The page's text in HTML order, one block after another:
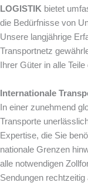
LOGISTIK bietet
die Bedürfnisse von
Unsere langjährige
Transportnetz
Ihrer Güter in alle
Internationale
In einer zunehmend
Transporte
Expertise, die Sie
nationale Grenzen
alle notwendigen
Sendungen